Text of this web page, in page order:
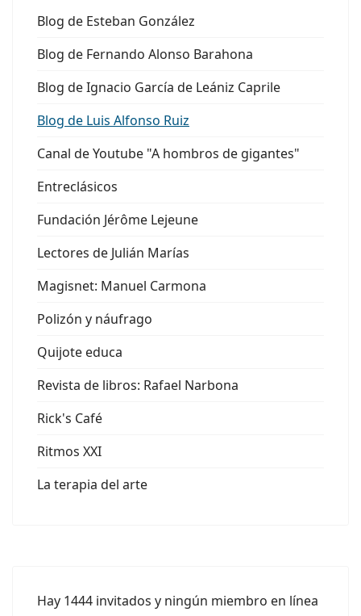
Blog de Esteban González
Blog de Fernando Alonso Barahona
Blog de Ignacio García de Leániz Caprile
Blog de Luis Alfonso Ruiz
Canal de Youtube "A hombros de gigantes"
Entreclásicos
Fundación Jérôme Lejeune
Lectores de Julián Marías
Magisnet: Manuel Carmona
Polizón y náufrago
Quijote educa
Revista de libros: Rafael Narbona
Rick's Café
Ritmos XXI
La terapia del arte
Hay 1444 invitados y ningún miembro en línea